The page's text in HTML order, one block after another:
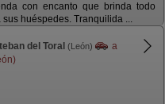
con encanto que brinda todo
huéspedes. Tranquilida ...
del Toral (León)
a